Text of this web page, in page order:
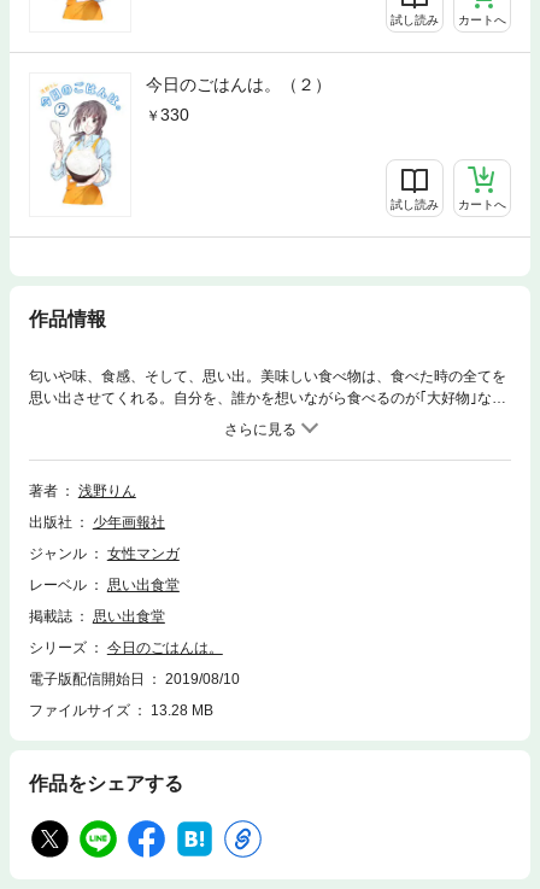
試し読み カートへ
今日のごはんは。（２）
330
試し読み カートへ
作品情報
匂いや味、食感、そして、思い出。美味しい食べ物は、食べた時の全てを
思い出させてくれる。自分を、誰かを想いながら食べるのが｢大好物｣なん
だ。さて、今日のごはんは…?｢であいもん｣(角川コミックス･エース)の浅
野りんが描き出すかけがないのない記憶と食の物語! ※この作品は｢思い出
食堂｣シリーズに掲載された作品を一部修正し、再編集したものです。
著者
浅野りん
出版社
少年画報社
ジャンル
女性マンガ
レーベル
思い出食堂
掲載誌
思い出食堂
シリーズ
今日のごはんは。
電子版配信開始日
2019/08/10
ファイルサイズ
13.28 MB
作品をシェアする